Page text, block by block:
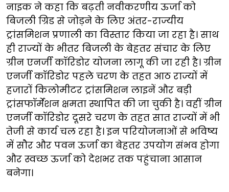
नाइक ने कहा कि बढ़ती नवीकरणीय ऊर्जा को
बिजली ग्रिड से जोड़ने के लिए अंतर-राज्यीय
ट्रांसमिशन प्रणाली का विस्तार किया जा रहा है। साथ
ही राज्यों के भीतर बिजली के बेहतर संचार के लिए
ग्रीन एनर्जी कॉरिडोर योजना लागू की जा रही है। ग्रीन
एनर्जी कॉरिडोर पहले चरण के तहत आठ राज्यों में
हजारों किलोमीटर ट्रांसमिशन लाइनें और बड़ी
ट्रांसफॉर्मेशन क्षमता स्थापित की जा चुकी है। वहीं ग्रीन
एनर्जी कॉरिडोर दूसरे चरण के तहत सात राज्यों में भी
तेजी से कार्य चल रहा है। इन परियोजनाओं से भविष्य
में सौर और पवन ऊर्जा का बेहतर उपयोग संभव होगा
और स्वच्छ ऊर्जा को देशभर तक पहुंचाना आसान
बनेगा।